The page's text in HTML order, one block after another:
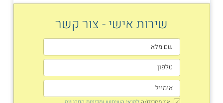
שירות אישי - צור קשר